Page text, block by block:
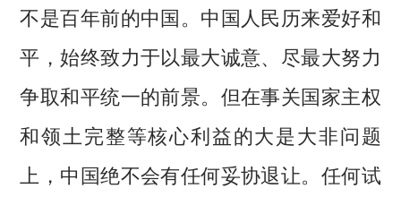
不是百年前的中国。中国人民历来爱好和
平，始终致力于以最大诚意、尽最大努力
争取和平统一的前景。但在事关国家主权
和领土完整等核心利益的大是大非问题
上，中国绝不会有任何妥协退让。任何试